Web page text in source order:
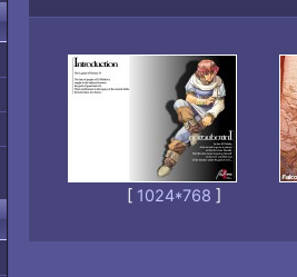
[ 1024*768 ]